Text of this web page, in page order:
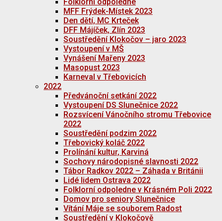
MFF Frýdek-Místek 2023
Den dětí, MC Krteček
DFF Májíček, Zlín 2023
Soustředění Klokočov – jaro 2023
Vystoupení v MŠ
Vynášení Mařeny 2023
Masopust 2023
Karneval v Třebovicích
2022
Předvánoční setkání 2022
Vystoupení DS Slunečnice 2022
Rozsvícení Vánočního stromu Třebovice
2022
Soustředění podzim 2022
Třebovický koláč 2022
Prolínání kultur, Karviná
Sochovy národopisné slavnosti 2022
Tábor Radkov 2022 – Záhada v Británii
Lidé lidem Ostrava 2022
Folklorní odpoledne v Krásném Poli 2022
Domov pro seniory Slunečnice
Vítání Máje se souborem Radost
Soustředění v Klokočově